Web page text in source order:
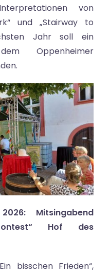
von
und „Stairway to
Jahr soll ein
Oppenheimer
Mitsingabend
Hof des
bisschen Frieden“,